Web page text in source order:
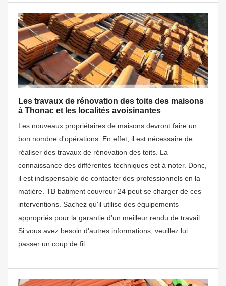
Les travaux de rénovation des toits des maisons
à Thonac et les localités avoisinantes
Les nouveaux propriétaires de maisons devront faire un
bon nombre d'opérations. En effet, il est nécessaire de
réaliser des travaux de rénovation des toits. La
connaissance des différentes techniques est à noter. Donc,
il est indispensable de contacter des professionnels en la
matière. TB batiment couvreur 24 peut se charger de ces
interventions. Sachez qu'il utilise des équipements
appropriés pour la garantie d'un meilleur rendu de travail.
Si vous avez besoin d'autres informations, veuillez lui
passer un coup de fil.